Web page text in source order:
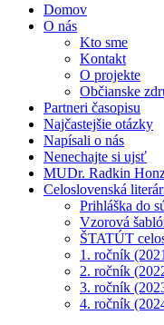
Domov
O nás
Kto sme
Kontakt
O projekte
Občianske
Partneri časopisu
Najčastejšie otázky
Napísali o nás
Nenechajte si ujsť
MUDr. Radkin
Celoslovenská
Prihláška do
Vzorová
ŠTATÚT
1. ročník
2. ročník
3. ročník
4. ročník